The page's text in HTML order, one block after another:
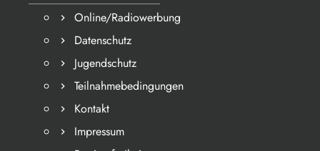
Online/Radiowerbung
Datenschutz
Jugendschutz
Teilnahmebedingungen
Kontakt
Impressum